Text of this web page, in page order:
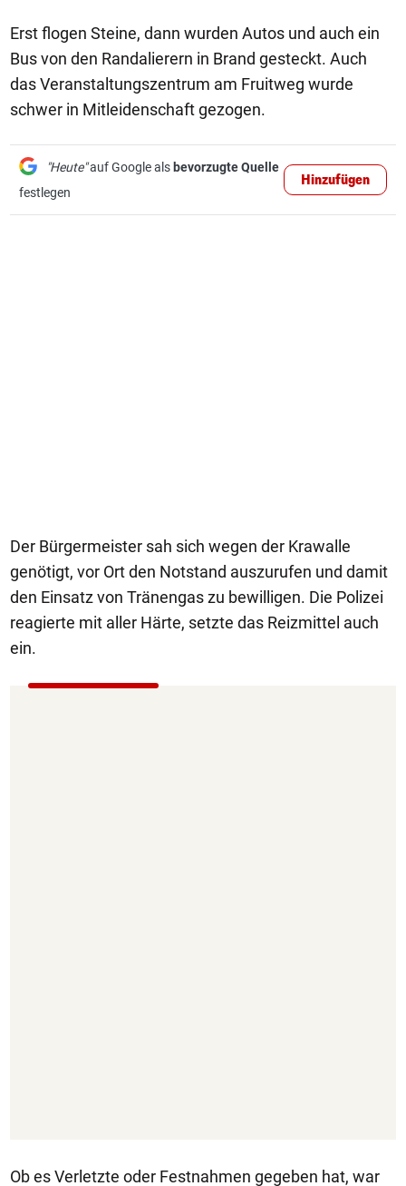
Erst flogen Steine, dann wurden Autos und auch ein
Bus von den Randalierern in Brand gesteckt. Auch
das Veranstaltungszentrum am Fruitweg wurde
schwer in Mitleidenschaft gezogen.
"Heute"auf Google als bevorzugte Quelle
festlegen
Hinzufügen
Der Bürgermeister sah sich wegen der Krawalle
genötigt, vor Ort den Notstand auszurufen und damit
den Einsatz von Tränengas zu bewilligen. Die Polizei
reagierte mit aller Härte, setzte das Reizmittel auch
ein.
Ob es Verletzte oder Festnahmen gegeben hat, war